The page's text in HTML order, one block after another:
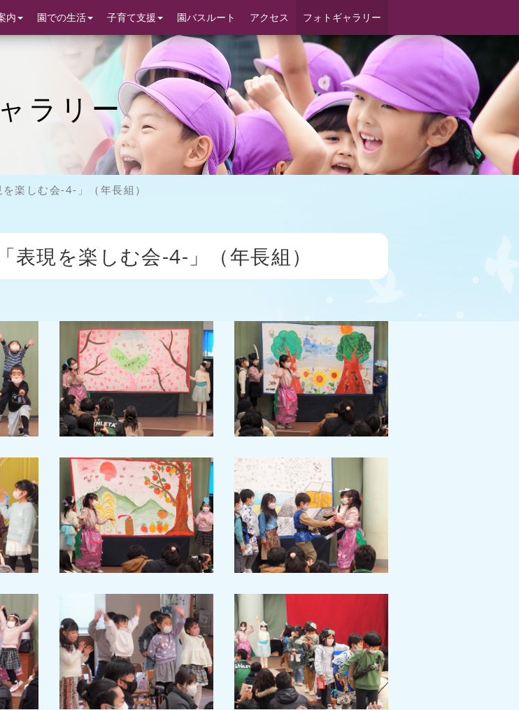
内 園での生活 子育て支援 園バスルート アクセス フォトギャラリー
ラリー
楽しむ会-4-」（年長組）
表現を楽しむ会-4-」（年長組）